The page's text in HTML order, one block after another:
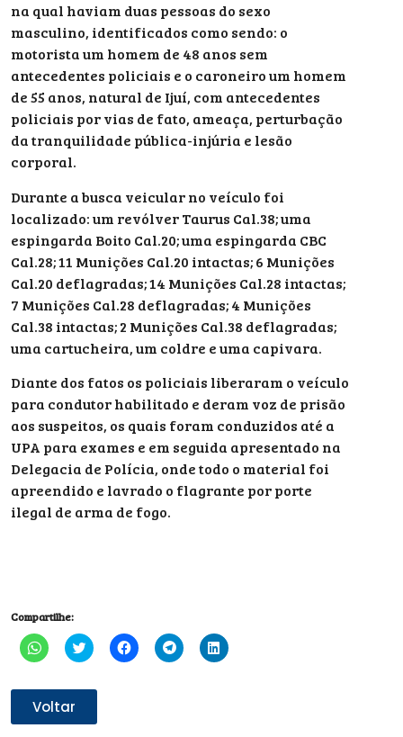
na qual haviam duas pessoas do sexo
masculino, identificados como sendo: o
motorista um homem de 48 anos sem
antecedentes policiais e o caroneiro um homem
de 55 anos, natural de Ijuí, com antecedentes
policiais por vias de fato, ameaça, perturbação
da tranquilidade pública-injúria e lesão
corporal.
Durante a busca veicular no veículo foi
localizado: um revólver Taurus Cal.38; uma
espingarda Boito Cal.20; uma espingarda CBC
Cal.28; 11 Munições Cal.20 intactas; 6 Munições
Cal.20 deflagradas; 14 Munições Cal.28 intactas;
7 Munições Cal.28 deflagradas; 4 Munições
Cal.38 intactas; 2 Munições Cal.38 deflagradas;
uma cartucheira, um coldre e uma capivara.
Diante dos fatos os policiais liberaram o veículo
para condutor habilitado e deram voz de prisão
aos suspeitos, os quais foram conduzidos até a
UPA para exames e em seguida apresentado na
Delegacia de Polícia, onde todo o material foi
apreendido e lavrado o flagrante por porte
ilegal de arma de fogo.
Compartilhe:
Clique
para
WhatsApp(abre
em
nova
janela)
Clique
para
Twitter(abre
janela)
Clique
para
Clique
para
Clique
para
Voltar